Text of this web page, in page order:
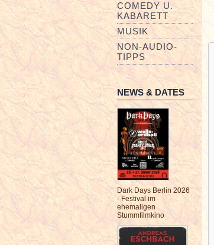
COMEDY U.
KABARETT
MUSIK
NON-AUDIO-
TIPPS
NEWS & DATES
Dark Days Berlin 2026
- Festival im
ehemaligen
Stummfilmkino